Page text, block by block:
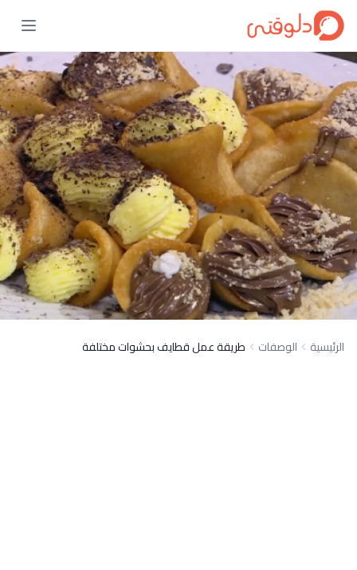
الرئيسية الوصفات طريقة عمل قطايف بحشوات مختلفة